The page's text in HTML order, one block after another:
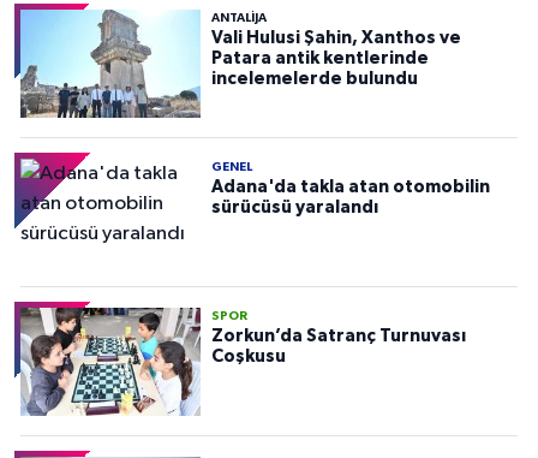
ANTALIJA
Vali Hulusi Şahin, Xanthos ve
Patara antik kentlerinde
incelemelerde bulundu
GENEL
Adana'da takla atan otomobilin
sürücüsü yaralandı
SPOR
Zorkun’da Satranç Turnuvası
Coşkusu